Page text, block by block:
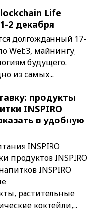
Life
2 декабря
долгожданный 17-
Web3, майнингу,
будущего.
из самых...
продукты
INSPIRO
в удобную
INSPIRO
продуктов INSPIRO
INSPIRO
растительные
коктейли,...